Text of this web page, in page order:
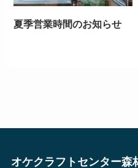
夏季営業時間のお知らせ
オケクラフトセンター森